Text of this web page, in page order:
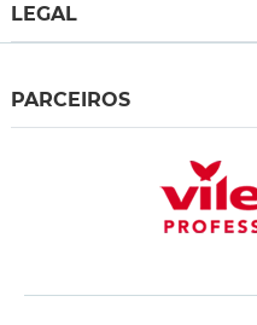
LEGAL
PARCEIROS